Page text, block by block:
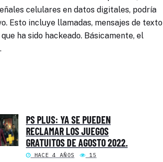
celulares en datos digitales, podría
Esto incluye llamadas, mensajes de texto
ha sido hackeado. Básicamente, el
PS PLUS: YA SE PUEDEN
RECLAMAR LOS JUEGOS
GRATUITOS DE AGOSTO 2022.
HACE 4 AÑOS 15